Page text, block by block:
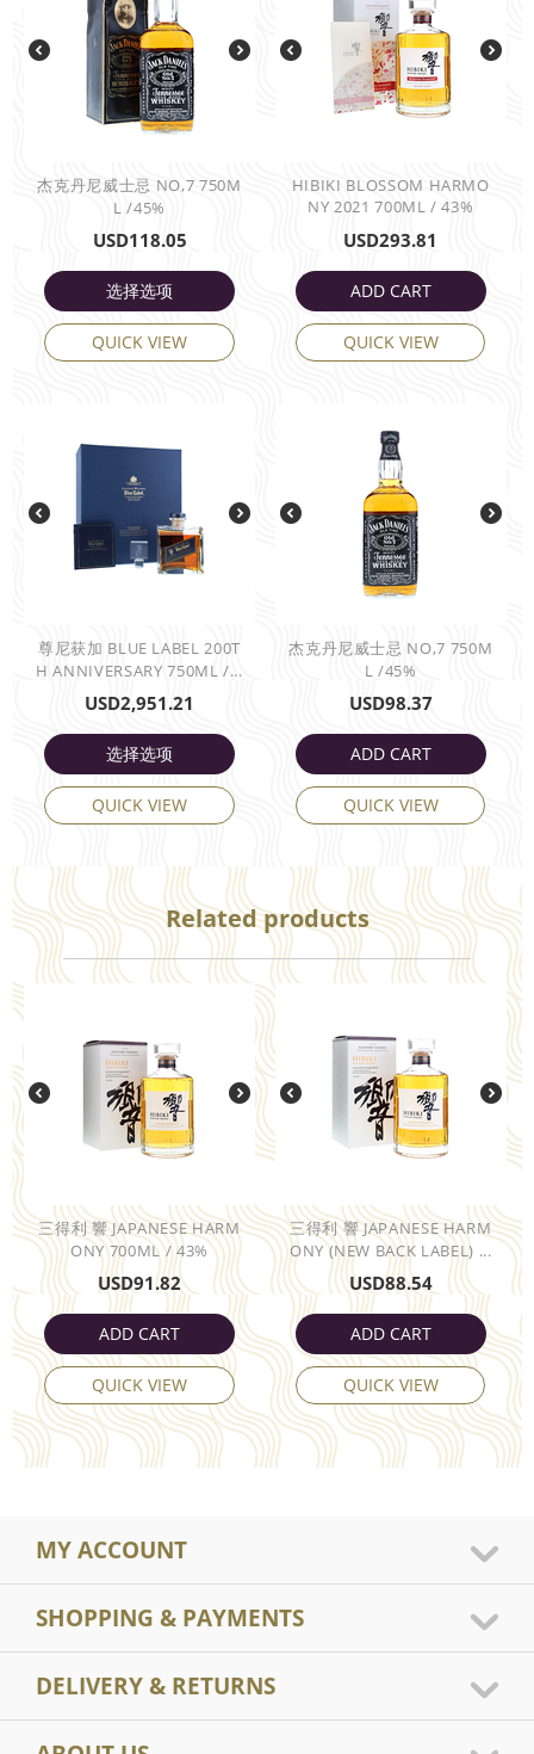
杰克丹尼威士忌 NO,7 750M
L /45%
USD118.05
选择选项
QUICK VIEW
HIBIKI BLOSSOM HARMO
NY 2021 700ML / 43%
USD293.81
ADD CART
QUICK VIEW
尊尼获加 BLUE LABEL 200T
H ANNIVERSARY 750ML /...
USD2,951.21
选择选项
QUICK VIEW
杰克丹尼威士忌 NO,7 750M
L /45%
USD98.37
ADD CART
QUICK VIEW
Related products
三得利 響 JAPANESE HARM
ONY 700ML / 43%
USD91.82
ADD CART
QUICK VIEW
三得利 響 JAPANESE HARM
ONY (NEW BACK LABEL) ...
USD88.54
ADD CART
QUICK VIEW
MY ACCOUNT
SHOPPING & PAYMENTS
DELIVERY & RETURNS